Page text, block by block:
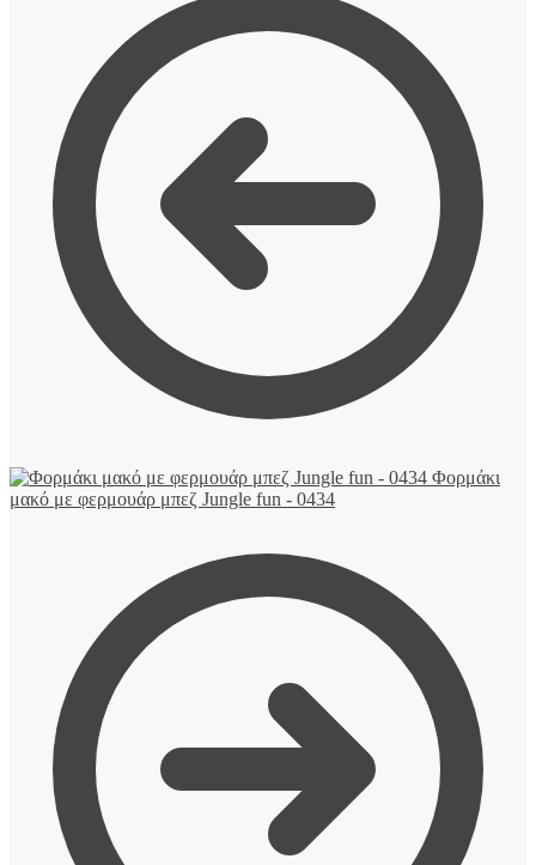
Φορμάκι
μακό με φερμουάρ μπεζ Jungle fun - 0434